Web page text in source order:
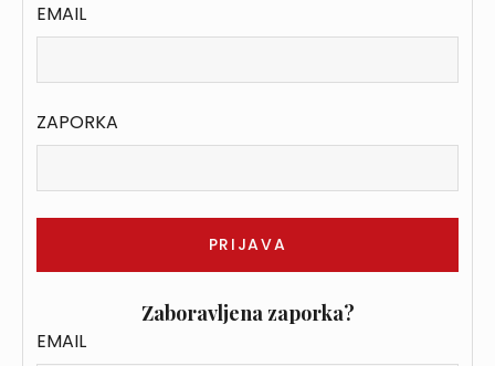
EMAIL
ZAPORKA
Zaboravljena zaporka?
EMAIL